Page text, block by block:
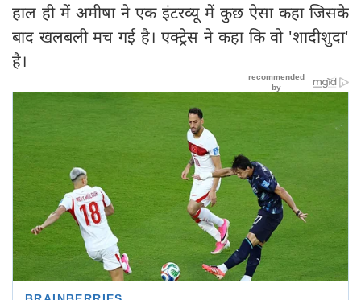
हाल ही में अमीषा ने एक इंटरव्यू में कुछ ऐसा कहा जिसके
बाद खलबली मच गई है। एक्ट्रेस ने कहा कि वो 'शादीशुदा'
है।